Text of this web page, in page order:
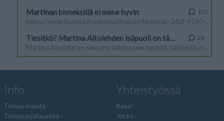
Info
Tietoa meistä
Tietosuojalauseke
Yhteistyössä
Kesä!
Jocka